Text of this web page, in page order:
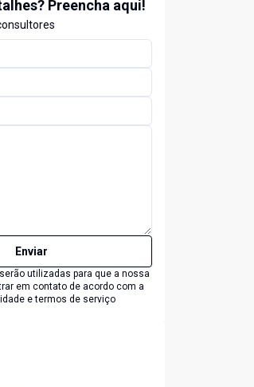
Preencha aqui!
Enviar
utilizadas para que a nossa
em contato de acordo com a
e termos de serviço